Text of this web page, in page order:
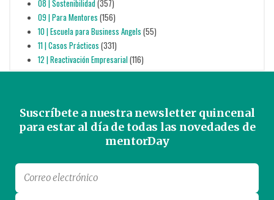
08 | Sostenibilidad(357)
09 | Para Mentores (156)
10 | Escuela para Business Angels (55)
11 | Casos Prácticos (331)
12 | Reactivación Empresarial(116)
Suscríbete a nuestra newsletter quincenal
para estar al día de todas las novedades de
mentorDay